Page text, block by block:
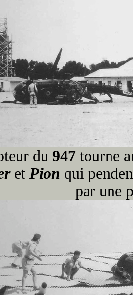
du 947 tourne
et Pion qui
par une